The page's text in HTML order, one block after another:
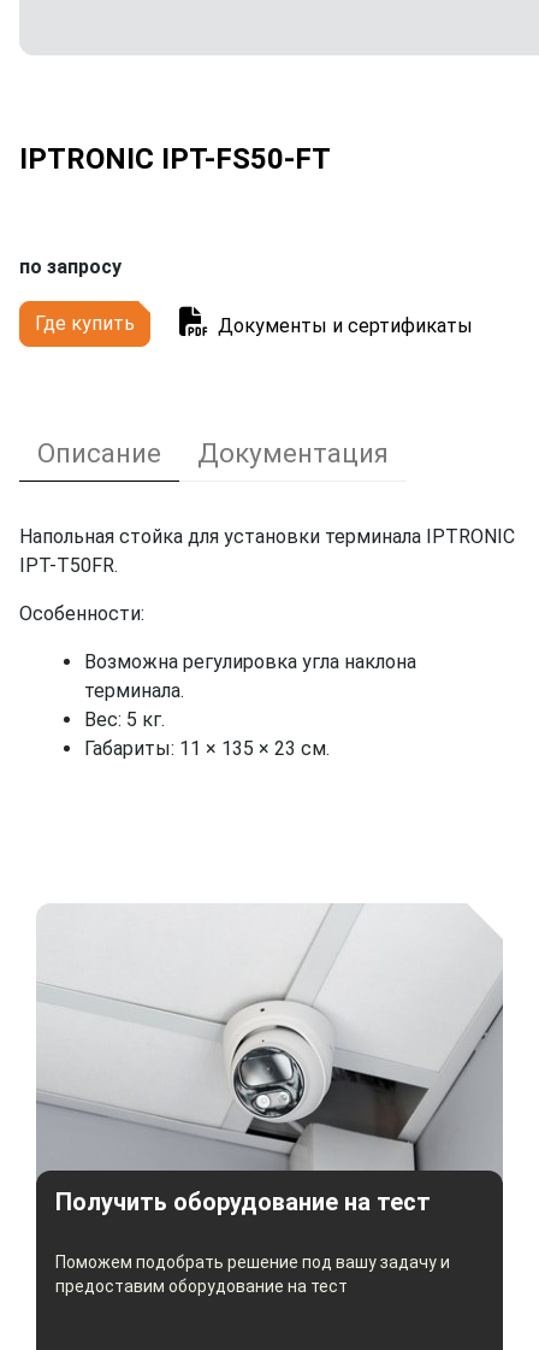
IPTRONIC IPT-FS50-FT
по запросу
Где купить Документы и сертификаты
Описание Документация
Напольная стойка для установки терминала IPTRONIC
IPT-T50FR.
Особенности:
Возможна регулировка угла наклона
терминала.
Вес: 5 кг.
Габариты: 11 × 135 × 23 см.
Получить оборудование на тест
Поможем подобрать решение под вашу задачу и
предоставим оборудование на тест